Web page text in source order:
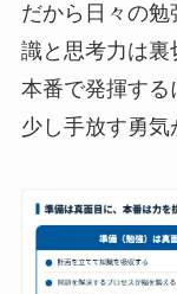
だから日々の
識と思考力は裏
本番で発揮する
少し手放す勇気